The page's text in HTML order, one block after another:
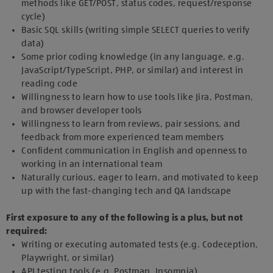
methods like GET/POST, status codes, request/response
cycle)
Basic SQL skills (writing simple SELECT queries to verify
data)
Some prior coding knowledge (in any language, e.g.
JavaScript/TypeScript, PHP, or similar) and interest in
reading code
Willingness to learn how to use tools like Jira, Postman,
and browser developer tools
Willingness to learn from reviews, pair sessions, and
feedback from more experienced team members
Confident communication in English and openness to
working in an international team
Naturally curious, eager to learn, and motivated to keep
up with the fast‑changing tech and QA landscape
First exposure to any of the following is a plus, but not
required:
Writing or executing automated tests (e.g. Codeception,
Playwright, or similar)